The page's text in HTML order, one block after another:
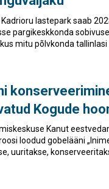
lastepark saab
pargikeskkonda
mitu põlvkonda tallinlasi
Kogude
Kanut
loodud gobelääni
uuritakse,